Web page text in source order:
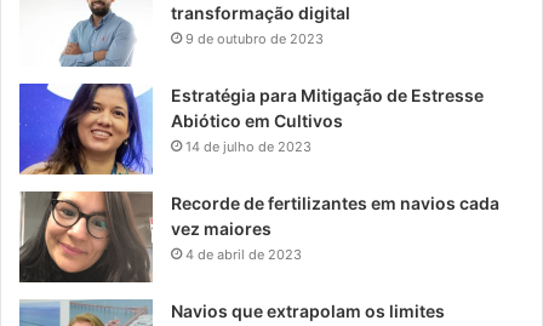
transformação digital
9 de outubro de 2023
Estratégia para Mitigação de Estresse
Abiótico em Cultivos
14 de julho de 2023
Recorde de fertilizantes em navios cada
vez maiores
4 de abril de 2023
Navios que extrapolam os limites